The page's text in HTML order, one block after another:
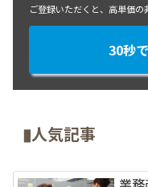
ご登録いただくと、高単価の
30秒
▮人気記事